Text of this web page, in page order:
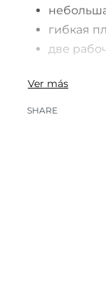
гибкая
две
SHARE